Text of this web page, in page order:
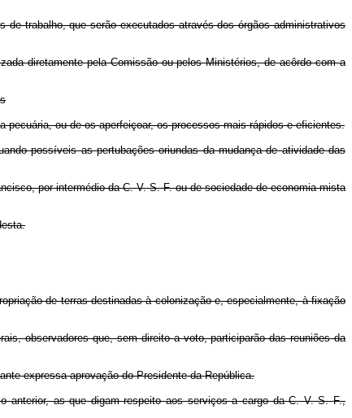
trabalho, que serão executados através dos órgãos administrativos
diretamente pela Comissão ou pelos Ministérios, de acôrdo com a
ou de os aperfeiçoar, os processos mais rápidos e eficientes.
possíveis as pertubações oriundas da mudança de atividade das
por intermédio da C. V. S. F. ou de sociedade de economia mista
de terras destinadas à colonização e, especialmente, à fixação
observadores que, sem direito a voto, participarão das reuniões da
expressa aprovação do Presidente da República.
anterior, as que digam respeito aos serviços a cargo da C. V. S. F.,